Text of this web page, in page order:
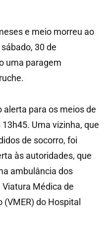
e meio morreu ao
30 de
uma paragem
alerta para os meios de
Uma vizinha, que
de socorro, foi
às autoridades, que
ambulância dos
Médica de
do Hospital